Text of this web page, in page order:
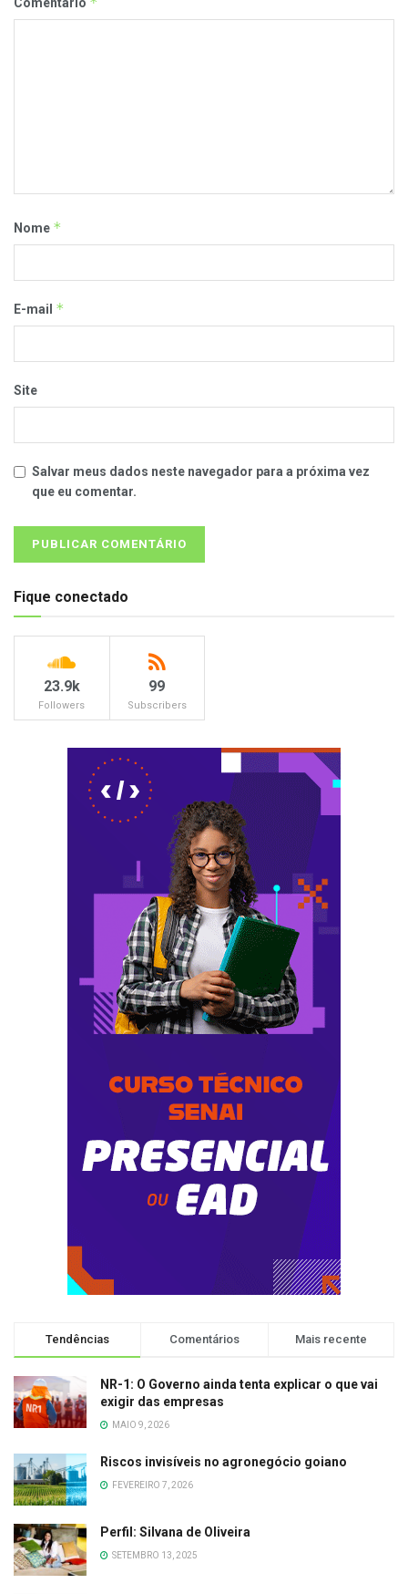
Nome *
E-mail *
Site
Salvar meus dados neste navegador para a próxima vez
que eu comentar.
Fique conectado
23.9k
Followers
99
Subscribers
Tendências Comentários Mais recente
NR-1: O Governo ainda tenta explicar o que vai
exigir das empresas
MAIO 9, 2026
Riscos invisíveis no agronegócio goiano
FEVEREIRO 7, 2026
Perfil: Silvana de Oliveira
SETEMBRO 13, 2025